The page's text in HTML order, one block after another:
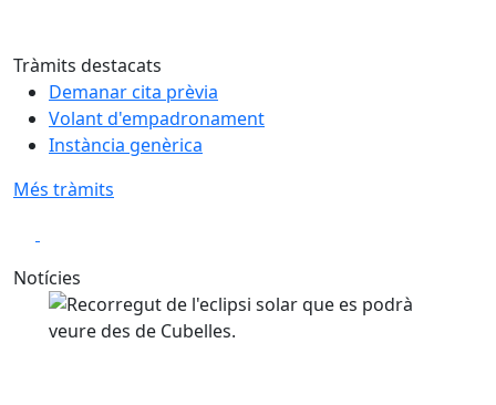
Tràmits destacats
Demanar cita prèvia
Volant d'empadronament
Instància genèrica
Més tràmits
Notícies